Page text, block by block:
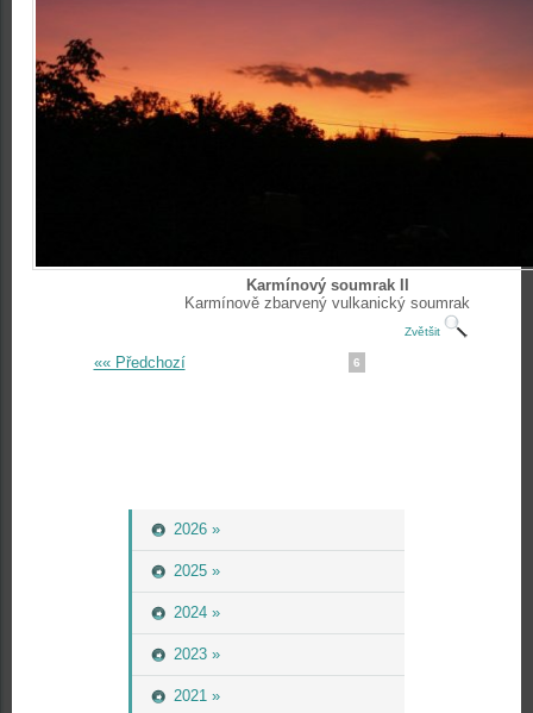
2026 »
2025 »
2024 »
2023 »
2021 »
Karmínový soumrak II
Karmínově zbarvený vulkanický soumrak
Zvětšit
«« Předchozí 6